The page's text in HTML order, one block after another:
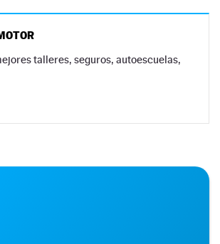
talleres, seguros, autoescuelas,